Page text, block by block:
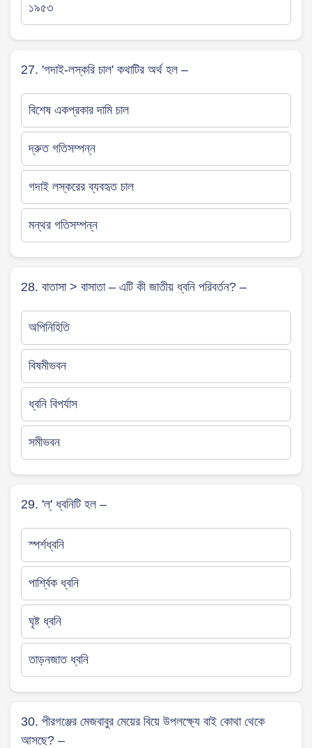
১৯৫৩
27. 'গদাই-লস্করি চাল' কথাটির অর্থ হল –
বিশেষ একপ্রকার দামি চাল
দ্রুত গতিসম্পন্ন
গদাই লস্করের ব্যবহৃত চাল
মন্থর গতিসম্পন্ন
28. বাতাসা > বাসাতা – এটি কী জাতীয় ধ্বনি পরিবর্তন? –
অপিনিহিতি
বিষমীভবন
ধ্বনি বিপর্যাস
সমীভবন
29. 'ল্' ধ্বনিটি হল –
স্পর্শধ্বনি
পার্শ্বিক ধ্বনি
ঘৃষ্ট ধ্বনি
তাড়নজাত ধ্বনি
30. পীরগঞ্জের মেজবাবুর মেয়ের বিয়ে উপলক্ষ্যে বাই কোথা থেকে
আসছে? –